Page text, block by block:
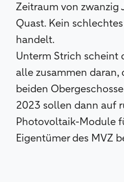
Zeitraum von zwanzig
Quast. Kein
handelt.
Unterm Strich scheint
alle zusammen daran,
beiden
2023 sollen dann auf
Photovoltaik-Module
Eigentümer des MVZ